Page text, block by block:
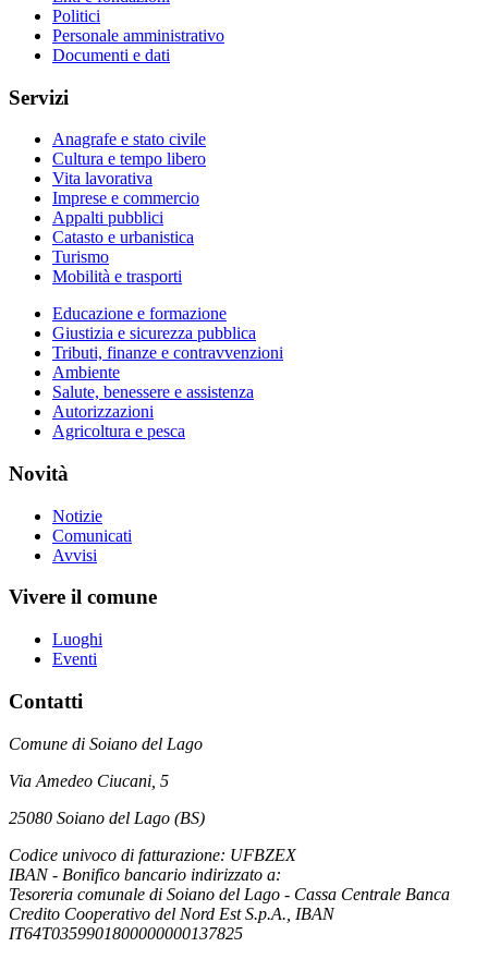
Politici
Personale amministrativo
Documenti e dati
Servizi
Anagrafe e stato civile
Cultura e tempo libero
Vita lavorativa
Imprese e commercio
Appalti pubblici
Catasto e urbanistica
Turismo
Mobilità e trasporti
Educazione e formazione
Giustizia e sicurezza pubblica
Tributi, finanze e contravvenzioni
Ambiente
Salute, benessere e assistenza
Autorizzazioni
Agricoltura e pesca
Novità
Notizie
Comunicati
Avvisi
Vivere il comune
Luoghi
Eventi
Contatti
Comune di Soiano del Lago
Via Amedeo Ciucani, 5
25080 Soiano del Lago (BS)
Codice univoco di fatturazione: UFBZEX
IBAN - Bonifico bancario indirizzato a:
Tesoreria comunale di Soiano del Lago - Cassa Centrale Banca
Credito Cooperativo del Nord Est S.p.A., IBAN
IT64T0359901800000000137825